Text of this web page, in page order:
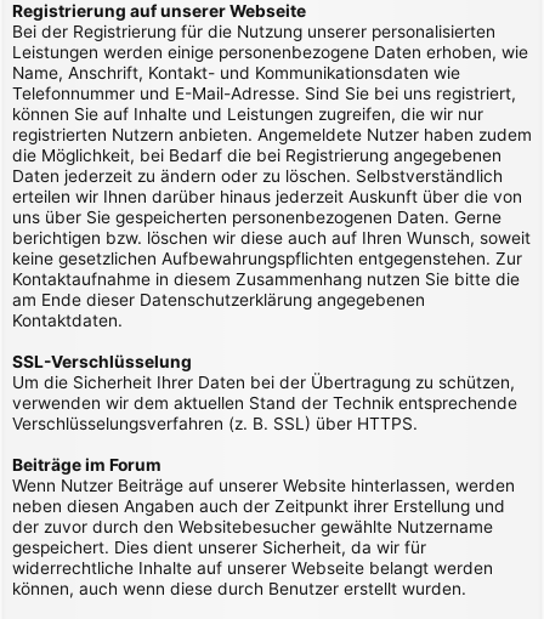
Registrierung auf unserer Webseite
Bei der Registrierung für die Nutzung unserer personalisierten
Leistungen werden einige personenbezogene Daten erhoben, wie
Name, Anschrift, Kontakt- und Kommunikationsdaten wie
Telefonnummer und E-Mail-Adresse. Sind Sie bei uns registriert,
können Sie auf Inhalte und Leistungen zugreifen, die wir nur
registrierten Nutzern anbieten. Angemeldete Nutzer haben zudem
die Möglichkeit, bei Bedarf die bei Registrierung angegebenen
Daten jederzeit zu ändern oder zu löschen. Selbstverständlich
erteilen wir Ihnen darüber hinaus jederzeit Auskunft über die von
uns über Sie gespeicherten personenbezogenen Daten. Gerne
berichtigen bzw. löschen wir diese auch auf Ihren Wunsch, soweit
keine gesetzlichen Aufbewahrungspflichten entgegenstehen. Zur
Kontaktaufnahme in diesem Zusammenhang nutzen Sie bitte die
am Ende dieser Datenschutzerklärung angegebenen
Kontaktdaten.
SSL-Verschlüsselung
Um die Sicherheit Ihrer Daten bei der Übertragung zu schützen,
verwenden wir dem aktuellen Stand der Technik entsprechende
Verschlüsselungsverfahren (z. B. SSL) über HTTPS.
Beiträge im Forum
Wenn Nutzer Beiträge auf unserer Website hinterlassen, werden
neben diesen Angaben auch der Zeitpunkt ihrer Erstellung und
der zuvor durch den Websitebesucher gewählte Nutzername
gespeichert. Dies dient unserer Sicherheit, da wir für
widerrechtliche Inhalte auf unserer Webseite belangt werden
können, auch wenn diese durch Benutzer erstellt wurden.